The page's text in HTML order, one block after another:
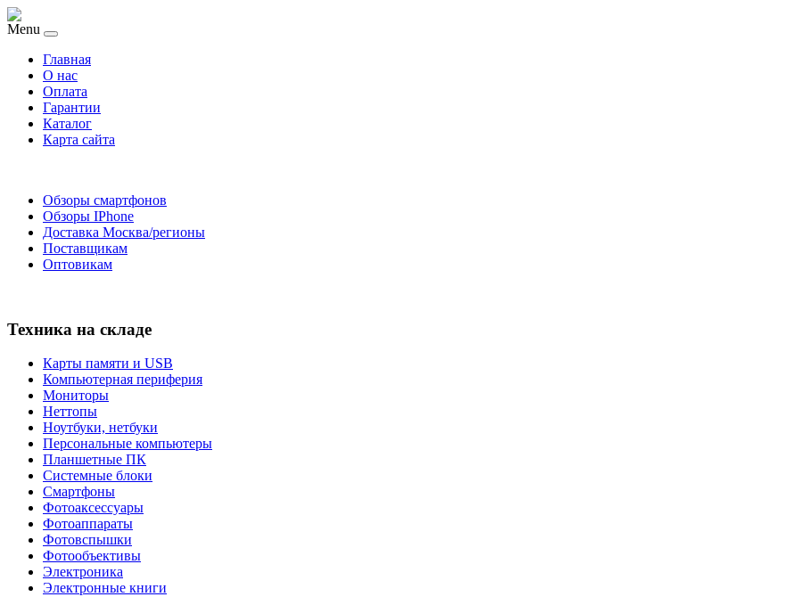
Menu
Главная
O нас
Оплата
Гарантии
Каталог
Карта сайта
Обзоры смартфонов
Обзоры IPhone
Доставка Москва/регионы
Поставщикам
Оптовикам
Техника на складе
Карты памяти и USB
Компьютерная периферия
Мониторы
Неттопы
Ноутбуки, нетбуки
Персональные компьютеры
Планшетные ПК
Системные блоки
Смартфоны
Фотоаксессуары
Фотоаппараты
Фотовспышки
Фотообъективы
Электроника
Электронные книги